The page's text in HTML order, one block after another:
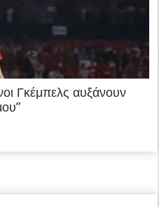
Γκέμπελς αυξάνουν